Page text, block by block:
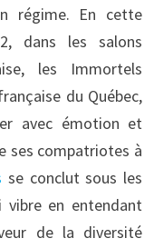
régime. En cette
dans les salons
les Immortels
du Québec,
avec émotion et
ses compatriotes à
se conclut sous les
vibre en entendant
de la diversité